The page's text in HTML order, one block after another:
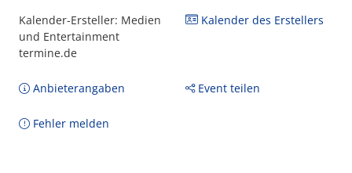
Kalender-Ersteller: Medien
und Entertainment
termine.de
Kalender des Erstellers
Anbieterangaben Event teilen
Fehler melden